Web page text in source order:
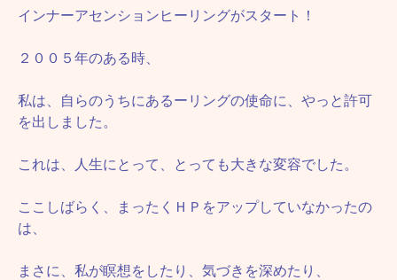
インナーアセンションヒーリングがスタート！
２００５年のある時、
私は、自らのうちにあるーリングの使命に、やっと許可
を出しました。
これは、人生にとって、とっても大きな変容でした。
ここしばらく、まったくＨＰをアップしていなかったの
は、
まさに、私が瞑想をしたり、気づきを深めたり、